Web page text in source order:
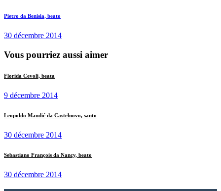
Pietro da Benisia, beato
30 décembre 2014
Vous pourriez aussi aimer
Florida Cevoli, beata
9 décembre 2014
Leopoldo Mandić da Castelnovo, santo
30 décembre 2014
Sebastiano François da Nancy, beato
30 décembre 2014